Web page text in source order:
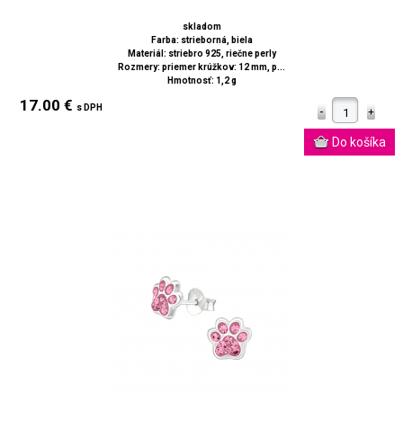
skladom
Farba: strieborná, biela
Materiál: striebro 925, riečne perly
Rozmery: priemer krúžkov: 12 mm, p...
Hmotnosť: 1,2 g
17.00 € s DPH